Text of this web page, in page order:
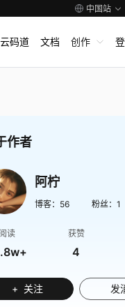
中国站
码道 文档 创作
作者
阿柠
博客： 56 粉丝： 1
阅读 获赞
4
+ 关注 发